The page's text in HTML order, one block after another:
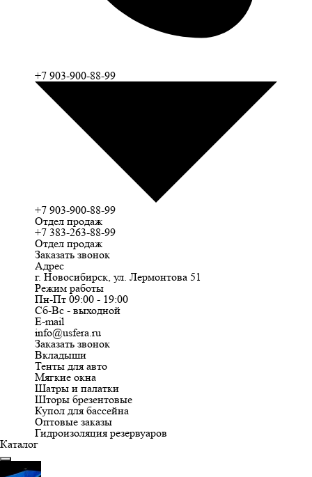
+7 903-900-88-99
+7 903-900-88-99
Отдел продаж
+7 383-263-88-99
Отдел продаж
Заказать звонок
Адрес
г. Новосибирск, ул. Лермонтова 51
Режим работы
Пн-Пт 09:00 - 19:00
Сб-Вс - выходной
E-mail
info@usfera.ru
Заказать звонок
Вкладыши
Тенты для авто
Мягкие окна
Шатры и палатки
Шторы брезентовые
Купол для бассейна
Оптовые заказы
Гидроизоляция резервуаров
Каталог